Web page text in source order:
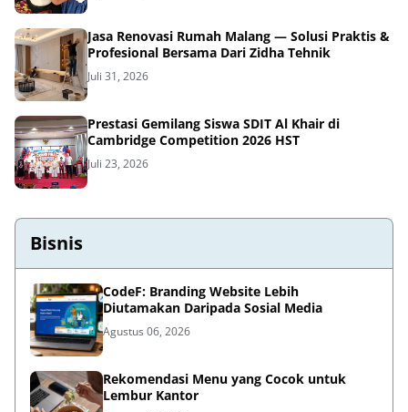
Jasa Renovasi Rumah Malang — Solusi Praktis &
Profesional Bersama Dari Zidha Tehnik
Juli 31, 2026
Prestasi Gemilang Siswa SDIT Al Khair di
Cambridge Competition 2026 HST
Juli 23, 2026
Bisnis
CodeF: Branding Website Lebih
Diutamakan Daripada Sosial Media
Agustus 06, 2026
Rekomendasi Menu yang Cocok untuk
Lembur Kantor